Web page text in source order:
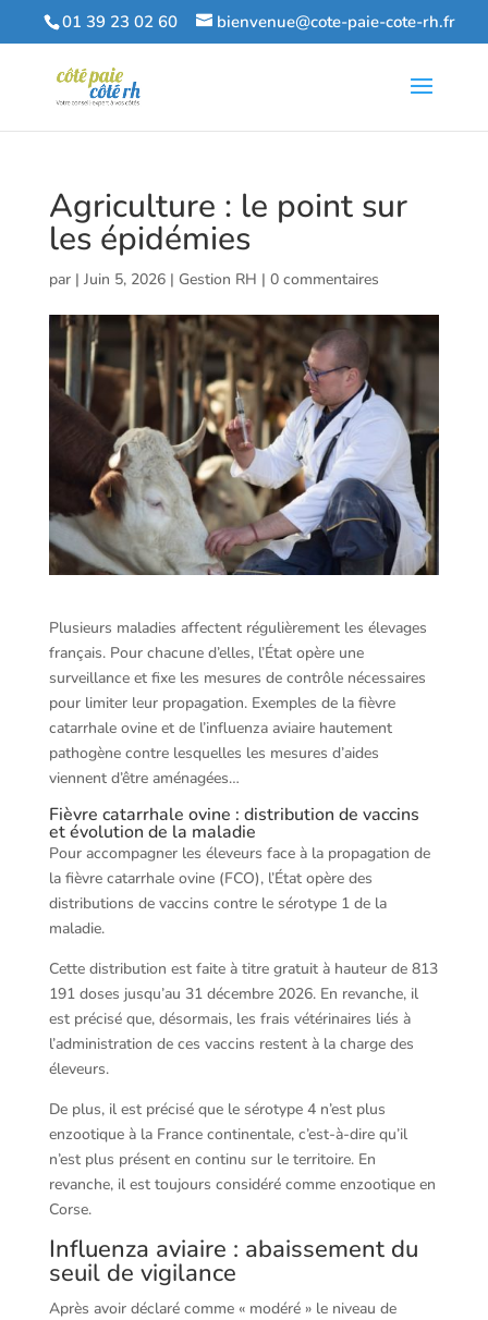
01 39 23 02 60 bienvenue@cote-paie-cote-rh.fr
Agriculture : le point sur
les épidémies
par | Juin 5, 2026| Gestion RH | 0 commentaires
Plusieurs maladies affectent régulièrement les élevages
français. Pour chacune d’elles, l’État opère une
surveillance et fixe les mesures de contrôle nécessaires
pour limiter leur propagation. Exemples de la fièvre
catarrhale ovine et de l’influenza aviaire hautement
pathogène contre lesquelles les mesures d’aides
viennent d’être aménagées…
Fièvre catarrhale ovine : distribution de vaccins
et évolution de la maladie
Pour accompagner les éleveurs face à la propagation de
la fièvre catarrhale ovine (FCO), l’État opère des
distributions de vaccins contre le sérotype 1 de la
maladie.
Cette distribution est faite à titre gratuit à hauteur de 813
191 doses jusqu’au 31 décembre 2026. En revanche, il
est précisé que, désormais, les frais vétérinaires liés à
l’administration de ces vaccins restent à la charge des
éleveurs.
De plus, il est précisé que le sérotype 4 n’est plus
enzootique à la France continentale, c’est-à-dire qu’il
n’est plus présent en continu sur le territoire. En
revanche, il est toujours considéré comme enzootique en
Corse.
Influenza aviaire : abaissement du
seuil de vigilance
Après avoir déclaré comme « modéré » le niveau de